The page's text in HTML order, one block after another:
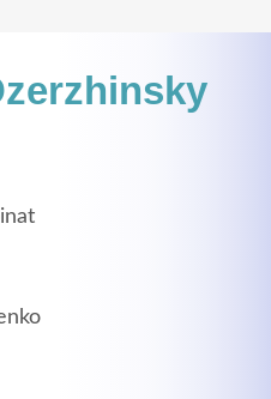
consectetuer adipiscing